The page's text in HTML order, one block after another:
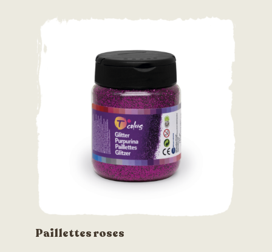
Paillettes roses